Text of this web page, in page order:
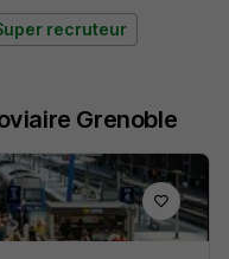
recruteur
Grenoble